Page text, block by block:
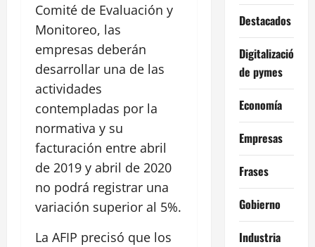
Comité de Evaluación y
Monitoreo, las
empresas deberán
desarrollar una de las
actividades
contempladas por la
normativa y su
facturación entre abril
de 2019 y abril de 2020
no podrá registrar una
variación superior al 5%.
La AFIP precisó que los
Destacados
Digitalización
de pymes
Economía
Empresas
Frases
Gobierno
Industria